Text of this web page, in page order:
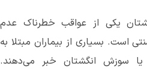
یکی از عواقب خطرناک عدم
است. بسیاری از بیماران مبتلا به
سوزش انگشتان خبر می‌دهند.